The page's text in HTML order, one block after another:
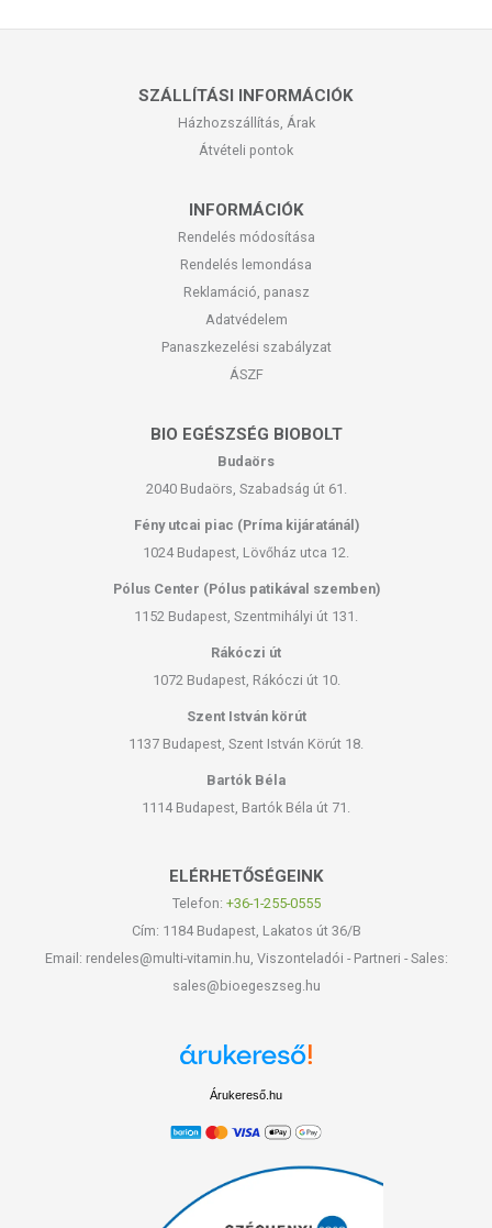
SZÁLLÍTÁSI INFORMÁCIÓK
Házhozszállítás, Árak
Átvételi pontok
INFORMÁCIÓK
Rendelés módosítása
Rendelés lemondása
Reklamáció, panasz
Adatvédelem
Panaszkezelési szabályzat
ÁSZF
BIO EGÉSZSÉG BIOBOLT
Budaörs
2040 Budaörs, Szabadság út 61.
Fény utcai piac (Príma kijáratánál)
1024 Budapest, Lövőház utca 12.
Pólus Center (Pólus patikával szemben)
1152 Budapest, Szentmihályi út 131.
Rákóczi út
1072 Budapest, Rákóczi út 10.
Szent István körút
1137 Budapest, Szent István Körút 18.
Bartók Béla
1114 Budapest, Bartók Béla út 71.
ELÉRHETŐSÉGEINK
Telefon: +36-1-255-0555
Cím: 1184 Budapest, Lakatos út 36/B
Email: rendeles@multi-vitamin.hu, Viszonteladói - Partneri - Sales:
sales@bioegeszseg.hu
Árukereső.hu